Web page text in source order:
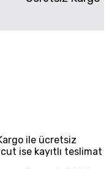
ile ücretsiz
ise kayıtlı teslimat